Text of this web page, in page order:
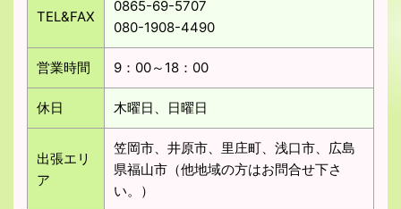
TEL&FAX
0865-69-5707
080-1908-4490
営業時間 9：00～18：00
休日 木曜日、日曜日
出張エリ
ア
笠岡市、井原市、里庄町、浅口市、広島
県福山市（他地域の方はお問合せ下さ
い。）